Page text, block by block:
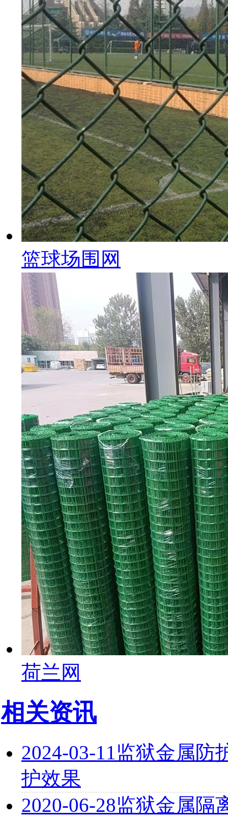
篮球场围网
荷兰网
相关资讯
2024-03-11监狱金属防
护效果
2020-06-28监狱金属隔